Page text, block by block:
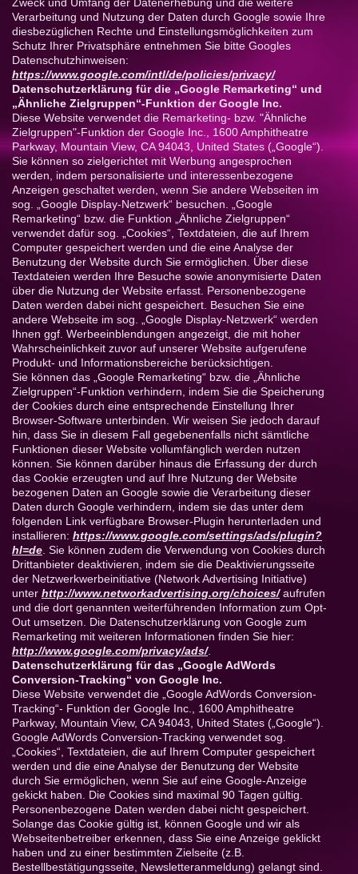
Verarbeitung und Nutzung der Daten durch Google sowie Ihre
diesbezüglichen Rechte und Einstellungsmöglichkeiten zum
Schutz Ihrer Privatsphäre entnehmen Sie bitte Googles
Datenschutzhinweisen:
https://www.google.com/intl/de/policies/privacy/
Datenschutzerklärung für die „Google Remarketing“ und
„Ähnliche Zielgruppen“-Funktion der Google Inc.
Diese Website verwendet die Remarketing- bzw. "Ähnliche
Zielgruppen"-Funktion der Google Inc., 1600 Amphitheatre
Parkway, Mountain View, CA 94043, United States („Google“).
Sie können so zielgerichtet mit Werbung angesprochen
werden, indem personalisierte und interessenbezogene
Anzeigen geschaltet werden, wenn Sie andere Webseiten im
sog. „Google Display-Netzwerk“ besuchen. „Google
Remarketing“ bzw. die Funktion „Ähnliche Zielgruppen“
verwendet dafür sog. „Cookies“, Textdateien, die auf Ihrem
Computer gespeichert werden und die eine Analyse der
Benutzung der Website durch Sie ermöglichen. Über diese
Textdateien werden Ihre Besuche sowie anonymisierte Daten
über die Nutzung der Website erfasst. Personenbezogene
Daten werden dabei nicht gespeichert. Besuchen Sie eine
andere Webseite im sog. „Google Display-Netzwerk“ werden
Ihnen ggf. Werbeeinblendungen angezeigt, die mit hoher
Wahrscheinlichkeit zuvor auf unserer Website aufgerufene
Produkt- und Informationsbereiche berücksichtigen.
Sie können das „Google Remarketing“ bzw. die „Ähnliche
Zielgruppen“-Funktion verhindern, indem Sie die Speicherung
der Cookies durch eine entsprechende Einstellung Ihrer
Browser-Software unterbinden. Wir weisen Sie jedoch darauf
hin, dass Sie in diesem Fall gegebenenfalls nicht sämtliche
Funktionen dieser Website vollumfänglich werden nutzen
können. Sie können darüber hinaus die Erfassung der durch
das Cookie erzeugten und auf Ihre Nutzung der Website
bezogenen Daten an Google sowie die Verarbeitung dieser
Daten durch Google verhindern, indem sie das unter dem
folgenden Link verfügbare Browser-Plugin herunterladen und
installieren: https://www.google.com/settings/ads/plugin?
hl=de . Sie können zudem die Verwendung von Cookies durch
Drittanbieter deaktivieren, indem sie die Deaktivierungsseite
der Netzwerkwerbeinitiative (Network Advertising Initiative)
unter http://www.networkadvertising.org/choices/aufrufen
und die dort genannten weiterführenden Information zum Opt-
Out umsetzen. Die Datenschutzerklärung von Google zum
Remarketing mit weiteren Informationen finden Sie hier:
http://www.google.com/privacy/ads/.
Datenschutzerklärung für das „Google AdWords
Conversion-Tracking“ von Google Inc.
Diese Website verwendet die „Google AdWords Conversion-
Tracking“- Funktion der Google Inc., 1600 Amphitheatre
Parkway, Mountain View, CA 94043, United States („Google“).
Google AdWords Conversion-Tracking verwendet sog.
„Cookies“, Textdateien, die auf Ihrem Computer gespeichert
werden und die eine Analyse der Benutzung der Website
durch Sie ermöglichen, wenn Sie auf eine Google-Anzeige
gekickt haben. Die Cookies sind maximal 90 Tagen gültig.
Personenbezogene Daten werden dabei nicht gespeichert.
Solange das Cookie gültig ist, können Google und wir als
Webseitenbetreiber erkennen, dass Sie eine Anzeige geklickt
haben und zu einer bestimmten Zielseite (z.B.
Bestellbestätigungsseite, Newsletteranmeldung) gelangt sind.